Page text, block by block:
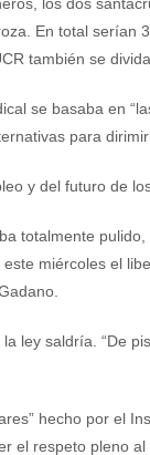
En total serían
también se divida.
se basaba en
para dirimir
y del futuro de
totalmente
miércoles el
ley saldría. “De
hecho por el
el respeto pleno